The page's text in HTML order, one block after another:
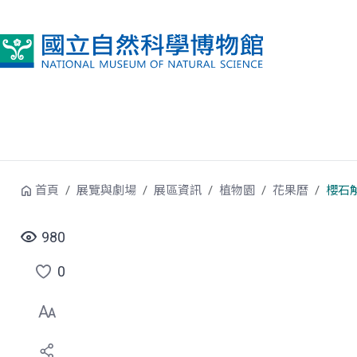
首頁 展覽與劇場 展區資訊 植物園 花果曆 櫻石
980
點
選
喜
0